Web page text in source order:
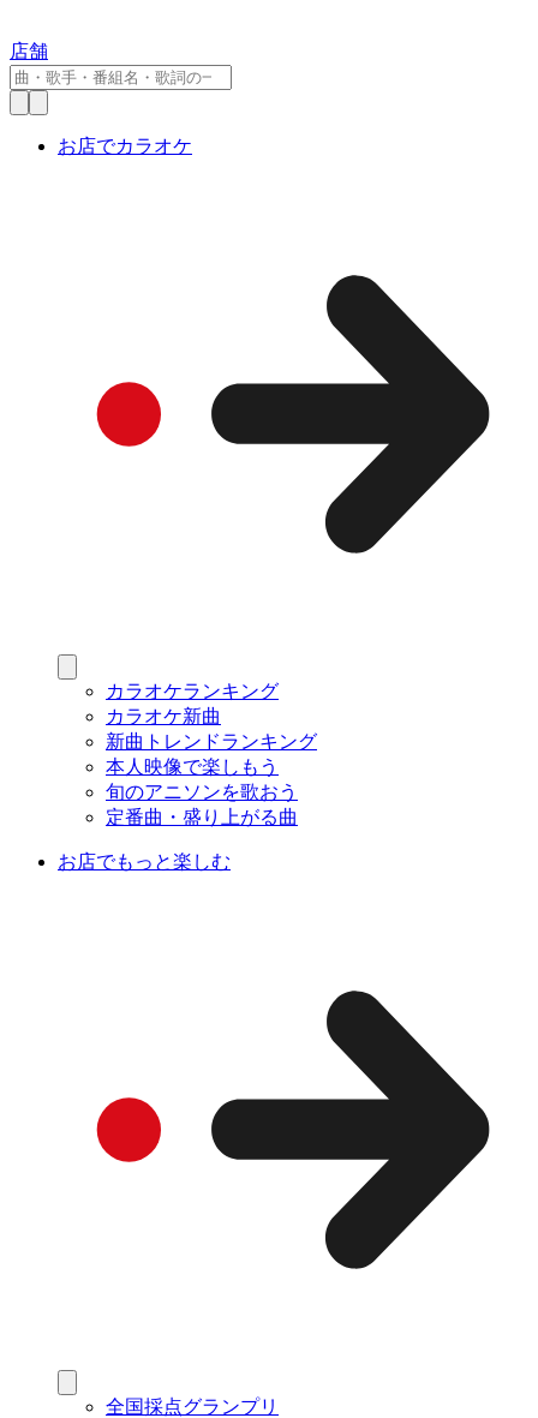
店舗
お店でカラオケ
カラオケランキング
カラオケ新曲
新曲トレンドランキング
本人映像で楽しもう
旬のアニソンを歌おう
定番曲・盛り上がる曲
お店でもっと楽しむ
全国採点グランプリ